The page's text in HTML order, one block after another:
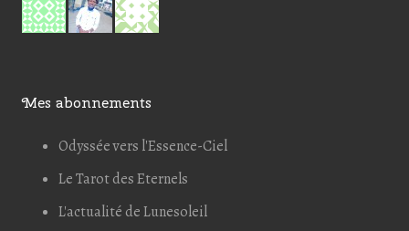
Mes abonnements
Odyssée vers l'Essence-Ciel
Le Tarot des Eternels
L'actualité de Lunesoleil